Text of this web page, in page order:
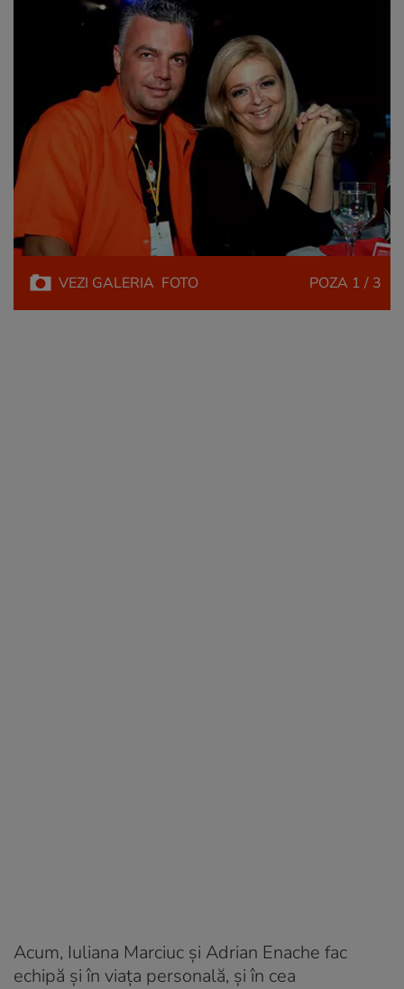
VEZI GALERIA FOTO POZA 1 / 3
Acum, Iuliana Marciuc și Adrian Enache fac
echipă și în viața personală, și în cea